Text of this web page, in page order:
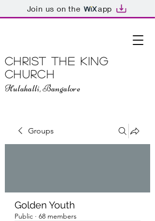
Join us on the app
Christ The King
Church
Hulahalli, Bangalore
Groups
Golden Youth
Public · 68 members